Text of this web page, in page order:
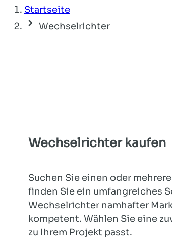
Startseite
Wechselrichter
Wechselrichter kaufen
Suchen Sie einen oder
finden Sie ein umfangreiches
Wechselrichter namhafter
kompetent. Wählen Sie eine
zu Ihrem Projekt passt.